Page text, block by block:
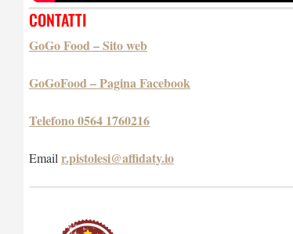
CONTATTI
GoGo Food – Sito web
GoGoFood – Pagina Facebook
Telefono 0564 1760216
Email r.pistolesi@affidaty.io